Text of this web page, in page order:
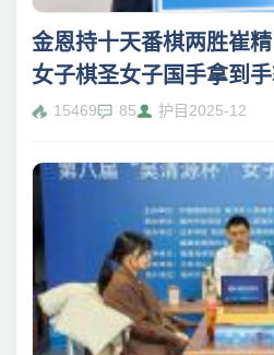
金恩持十天番棋两胜崔
女子棋圣女子国手拿到
15469 85 护目 2025-12